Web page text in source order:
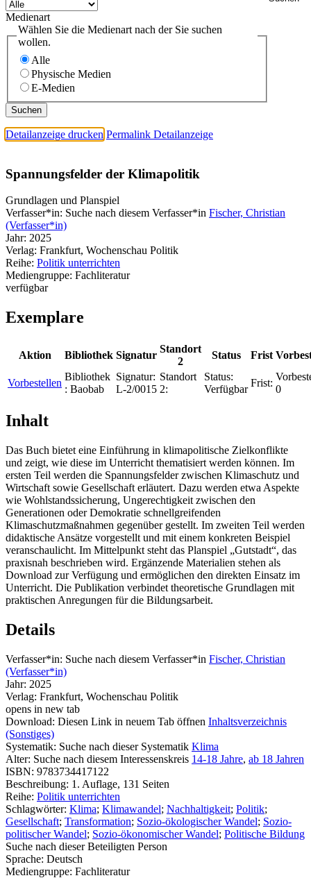
Medienart
Wählen Sie die Medienart nach der Sie suchen
wollen.
Alle
Physische Medien
E-Medien
Detailanzeige drucken Permalink Detailanzeige
Spannungsfelder der Klimapolitik
Grundlagen und Planspiel
Verfasser*in: Suche nach diesem Verfasser*in Fischer, Christian
(Verfasser*in)
Jahr: 2025
Verlag: Frankfurt, Wochenschau Politik
Reihe: Politik unterrichten
Mediengruppe: Fachliteratur
verfügbar
Exemplare
Aktion Bibliothek Signatur
Standort
2
Status Frist
Vorbestellen
Bibliothek
: Baobab
Signatur:
L-2/0015
Standort
2:
Status:
Verfügbar
Frist:
0
Inhalt
Das Buch bietet eine Einführung in klimapolitische Zielkonflikte
und zeigt, wie diese im Unterricht thematisiert werden können. Im
ersten Teil werden die Spannungsfelder zwischen Klimaschutz und
Wirtschaft sowie Gesellschaft erläutert. Dazu werden etwa Aspekte
wie Wohlstandssicherung, Ungerechtigkeit zwischen den
Generationen oder Demokratie schnellgreifenden
Klimaschutzmaßnahmen gegenüber gestellt. Im zweiten Teil werden
didaktische Ansätze vorgestellt und mit einem konkreten Beispiel
veranschaulicht. Im Mittelpunkt steht das Planspiel „Gutstadt“, das
praxisnah beschrieben wird. Ergänzende Materialien stehen als
Download zur Verfügung und ermöglichen den direkten Einsatz im
Unterricht. Die Publikation verbindet theoretische Grundlagen mit
praktischen Anregungen für die Bildungsarbeit.
Details
Verfasser*in: Suche nach diesem Verfasser*in Fischer, Christian
(Verfasser*in)
Jahr: 2025
Verlag: Frankfurt, Wochenschau Politik
opens in new tab
Download: Diesen Link in neuem Tab öffnen Inhaltsverzeichnis
(Sonstiges)
Systematik: Suche nach dieser Systematik Klima
Alter: Suche nach diesem Interessenskreis 14-18 Jahre, ab 18 Jahren
ISBN: 9783734417122
Beschreibung: 1. Auflage, 131 Seiten
Reihe: Politik unterrichten
Schlagwörter: Klima; Klimawandel; Nachhaltigkeit; Politik;
Gesellschaft; Transformation; Sozio-ökologischer Wandel; Sozio-
politischer Wandel; Sozio-ökonomischer Wandel; Politische Bildung
Suche nach dieser Beteiligten Person
Sprache: Deutsch
Mediengruppe: Fachliteratur